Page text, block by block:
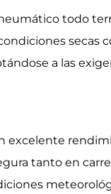
todo
secas
a las
tanto en